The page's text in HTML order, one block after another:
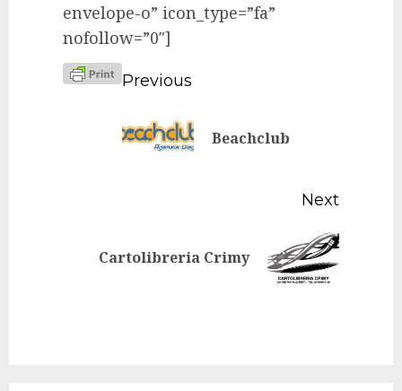
envelope-o” icon_type=”fa”
nofollow=”0″]
Continue
Reading
Previous
Beachclub
Next
NextCartolibreria Crimy